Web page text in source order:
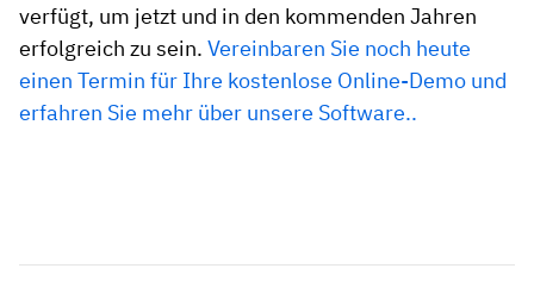
verfügt, um jetzt und in den kommenden Jahren
erfolgreich zu sein. Vereinbaren Sie noch heute
einen Termin für Ihre kostenlose Online-Demo und
erfahren Sie mehr über unsere Software..